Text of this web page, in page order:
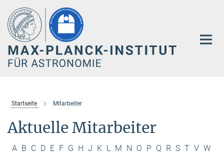
Hauptinhalt
Startseite Mitarbeiter
Aktuelle Mitarbeiter
A B C D E F G H J K L M N O P Q R S T V W